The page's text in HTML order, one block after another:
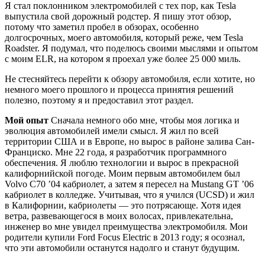
Я стал поклонником электромобилей с тех пор, как Tesla
выпустила свой дорожный родстер. Я пишу этот обзор,
потому что заметил пробел в обзорах, особенно
долгосрочных, моего автомобиля, который реже, чем Tesla
Roadster. Я подумал, что поделюсь своими мыслями и опытом
с моим ELR, на котором я проехал уже более 25 000 миль.
Не стесняйтесь перейти к обзору автомобиля, если хотите, но
немного моего прошлого и процесса принятия решений
полезно, поэтому я и предоставил этот раздел.
Мой опыт Сначала немного обо мне, чтобы моя логика и
эволюция автомобилей имели смысл. Я жил по всей
территории США и в Европе, но вырос в районе залива Сан-
Франциско. Мне 22 года, я разработчик программного
обеспечения. Я люблю технологии и вырос в прекрасной
калифорнийской погоде. Моим первым автомобилем был
Volvo C70 ’04 кабриолет, а затем я пересел на Mustang GT ’06
кабриолет в колледже. Учитывая, что я учился (UCSD) и жил
в Калифорнии, кабриолеты — это потрясающе. Хотя идея
ветра, развевающегося в моих волосах, привлекательна,
инженер во мне увидел преимущества электромобиля. Мои
родители купили Ford Focus Electric в 2013 году; я осознал,
что эти автомобили останутся надолго и станут будущим.